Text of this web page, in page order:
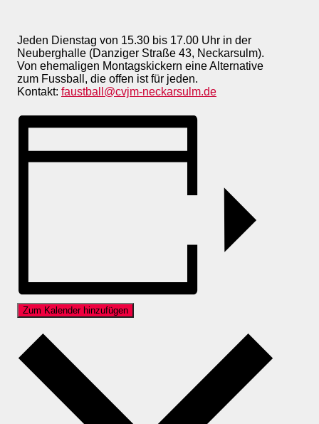
Jeden Dienstag von 15.30 bis 17.00 Uhr in der
Neuberghalle (Danziger Straße 43, Neckarsulm).
Von ehemaligen Montagskickern eine Alternative
zum Fussball, die offen ist für jeden.
Kontakt: faustball@cvjm-neckarsulm.de
Zum Kalender hinzufügen